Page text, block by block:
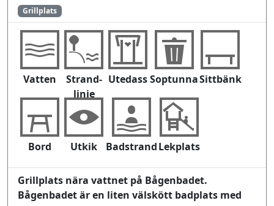
Grillplats
Vatten
Strand-
linje
UtedassSoptunnaSittbänk
Bord Utkik BadstrandLekplats
Grillplats nära vattnet på Bågenbadet.
Bågenbadet är en liten välskött badplats med